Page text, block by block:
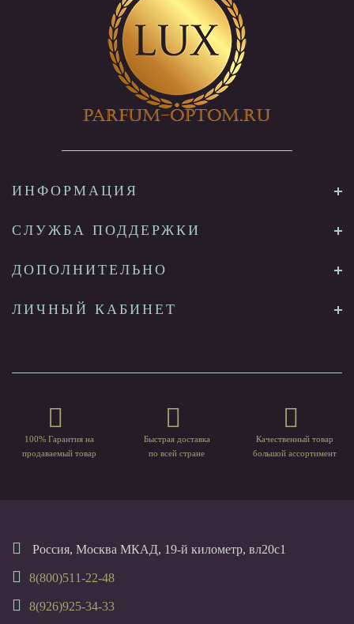
ИНФОРМАЦИЯ
СЛУЖБА ПОДДЕРЖКИ
ДОПОЛНИТЕЛЬНО
ЛИЧНЫЙ КАБИНЕТ
100% Гарантия на
продаваемый товар
Быстрая доставка
по всей стране
Качественный товар
большой ассортимент
Россия, Москва МКАД, 19-й километр, вл20с1
8(800)511-22-48
8(926)925-34-33